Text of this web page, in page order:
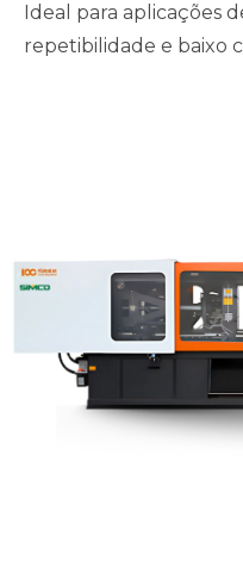
Ideal para aplicações
repetibilidade e baixo